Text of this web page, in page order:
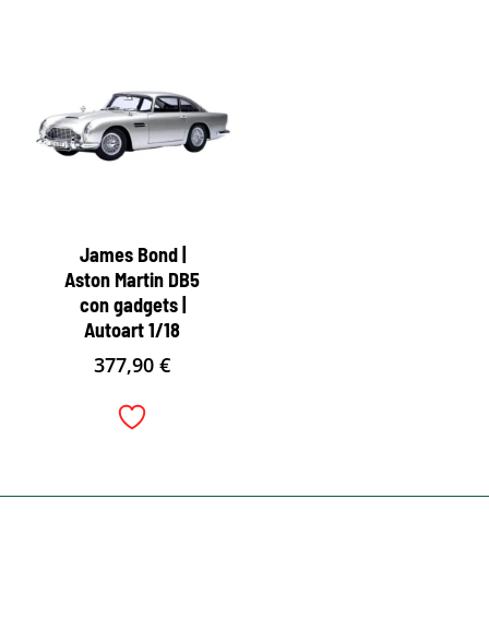
James Bond |
Aston Martin DB5
con gadgets |
Autoart 1/18
377,90€